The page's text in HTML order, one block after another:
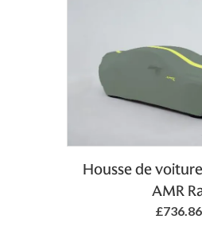
Add to
Housse de
AMR
£736.86